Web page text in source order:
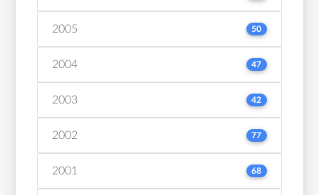
2005 50
2004 47
2003 42
2002 77
2001 68